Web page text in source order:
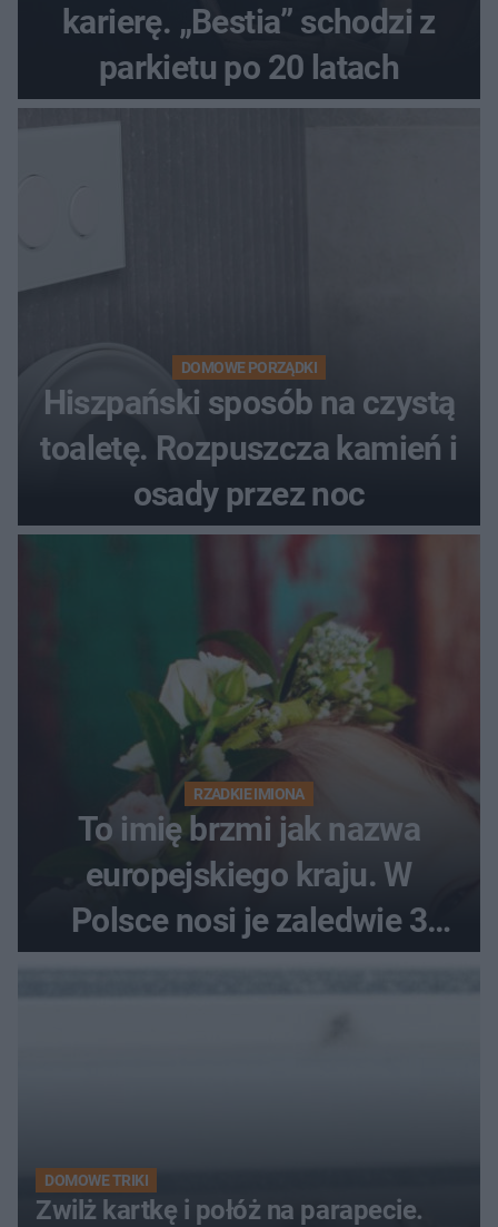
karierę. „Bestia” schodzi z
parkietu po 20 latach
DOMOWE PORZĄDKI
Hiszpański sposób na czystą
toaletę. Rozpuszcza kamień i
osady przez noc
RZADKIE IMIONA
To imię brzmi jak nazwa
europejskiego kraju. W
Polsce nosi je zaledwie 3
kobiety
DOMOWE TRIKI
Zwilż kartkę i połóż na parapecie.